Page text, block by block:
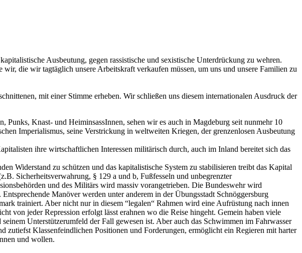
Ausbeutung, gegen rassistische und sexistische Unterdrückung zu wehren.
die wir tagtäglich unsere Arbeitskraft verkaufen müssen, um uns und unsere Familien zu
mit einer Stimme erheben. Wir schließen uns diesem internationalen Ausdruck der
Knast- und HeiminsassInnen, sehen wir es auch in Magdeburg seit nunmehr 10
Imperialismus, seine Verstrickung in weltweiten Kriegen, der grenzenlosen Ausbeutung
ihre wirtschaftlichen Interessen militärisch durch, auch im Inland bereitet sich das
Widerstand zu schützen und das kapitalistische System zu stabilisieren treibt das Kapital
Sicherheitsverwahrung, § 129 a und b, Fußfesseln und unbegrenzter
und des Militärs wird massiv vorangetrieben. Die Bundeswehr wird
Manöver werden unter anderem in der Übungsstadt Schnöggersburg
trainiert. Aber nicht nur in diesem “legalen“ Rahmen wird eine Aufrüstung nach innen
von jeder Repression erfolgt lässt erahnen wo die Reise hingeht. Gemein haben viele
Unterstützerumfeld der Fall gewesen ist. Aber auch das Schwimmen im Fahrwasser
zutiefst Klassenfeindlichen Positionen und Forderungen, ermöglicht ein Regieren mit harter
und wollen.